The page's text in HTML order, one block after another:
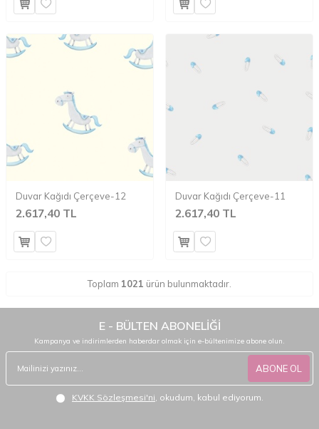
Duvar Kağıdı Çerçeve-12
2.617,40 TL
Duvar Kağıdı Çerçeve-11
2.617,40 TL
Toplam 1021 ürün bulunmaktadır.
E - BÜLTEN ABONELİĞİ
Kampanya ve indirimlerden haberdar olmak için e-bültenimize abone olun.
ABONE OL
KVKK Sözleşmesi'ni, okudum, kabul ediyorum.